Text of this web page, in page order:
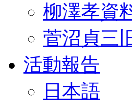
柳澤孝資
菅沼貞三
活動報告
日本語